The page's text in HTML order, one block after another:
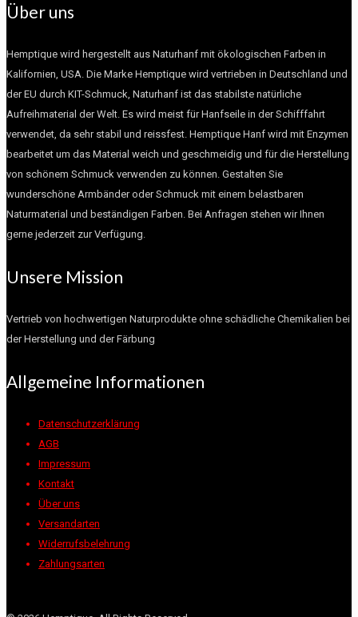
Über uns
Hemptique wird hergestellt aus Naturhanf mit ökologischen Farben in
Kalifornien, USA. Die Marke Hemptique wird vertrieben in Deutschland und
der EU durch KIT-Schmuck, Naturhanf ist das stabilste natürliche
Aufreihmaterial der Welt. Es wird meist für Hanfseile in der Schifffahrt
verwendet, da sehr stabil und reissfest. Hemptique Hanf wird mit Enzymen
bearbeitet um das Material weich und geschmeidig und für die Herstellung
von schönem Schmuck verwenden zu können. Gestalten Sie
wunderschöne Armbänder oder Schmuck mit einem belastbaren
Naturmaterial und beständigen Farben. Bei Anfragen stehen wir Ihnen
gerne jederzeit zur Verfügung.
Unsere Mission
Vertrieb von hochwertigen Naturprodukte ohne schädliche Chemikalien bei
der Herstellung und der Färbung
Allgemeine Informationen
Datenschutzerklärung
AGB
Impressum
Kontakt
Über uns
Versandarten
Widerrufsbelehrung
Zahlungsarten